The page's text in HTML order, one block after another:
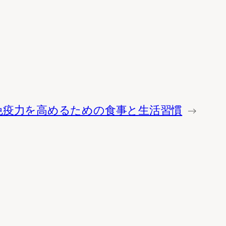
疫力を高めるための食事と生活習慣 →